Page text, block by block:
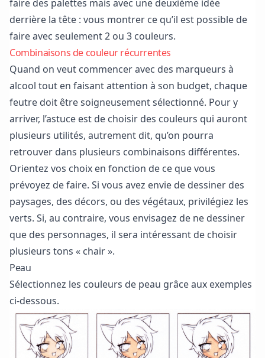
faire des palettes mais avec une deuxième idée
derrière la tête : vous montrer ce qu’il est possible de
faire avec seulement 2 ou 3 couleurs.
Combinaisons de couleur récurrentes
Quand on veut commencer avec des marqueurs à
alcool tout en faisant attention à son budget, chaque
feutre doit être soigneusement sélectionné. Pour y
arriver, l’astuce est de choisir des couleurs qui auront
plusieurs utilités, autrement dit, qu’on pourra
retrouver dans plusieurs combinaisons différentes.
Orientez vos choix en fonction de ce que vous
prévoyez de faire. Si vous avez envie de dessiner des
paysages, des décors, ou des végétaux, privilégiez les
verts. Si, au contraire, vous envisagez de ne dessiner
que des personnages, il sera intéressant de choisir
plusieurs tons « chair ».
Peau
Sélectionnez les couleurs de peau grâce aux exemples
ci-dessous.